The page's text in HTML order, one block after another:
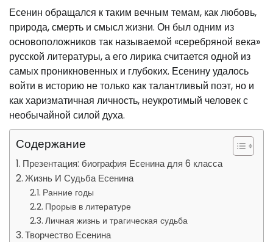
Есенин обращался к таким вечным темам, как любовь,
природа, смерть и смысл жизни. Он был одним из
основоположников так называемой «серебряной века»
русской литературы, а его лирика считается одной из
самых проникновенных и глубоких. Есенину удалось
войти в историю не только как талантливый поэт, но и
как харизматичная личность, неукротимый человек с
необычайной силой духа.
Содержание
Презентация: биография Есенина для 6 класса
Жизнь И Судьба Есенина
Ранние годы
Прорыв в литературе
Личная жизнь и трагическая судьба
Творчество Есенина